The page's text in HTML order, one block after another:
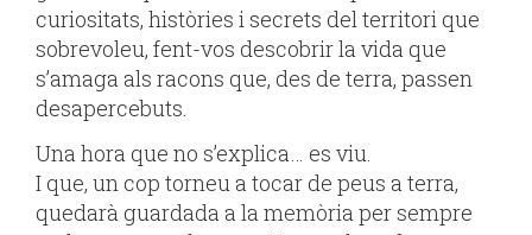
curiositats, històries i secrets del territori que
sobrevoleu, fent-vos descobrir la vida que
s’amaga als racons que, des de terra, passen
desapercebuts.
Una hora que no s’explica… es viu.
I que, un cop torneu a tocar de peus a terra,
quedarà guardada a la memòria per sempre